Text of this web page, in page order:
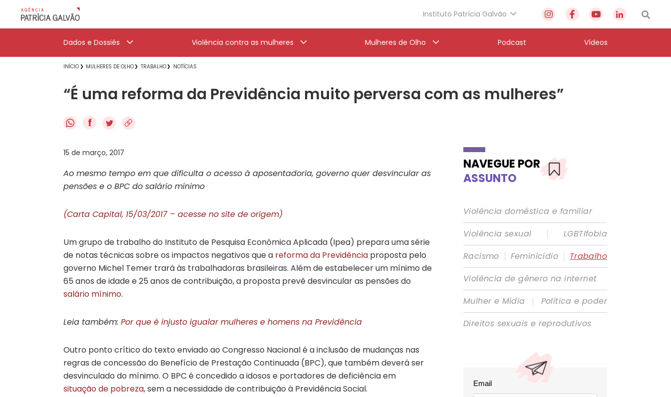
Instituto Patrícia Galvão
Dados e Dossiês Violência contra as mulheres Mulheres de Olho Podcast Vídeos
INÍCIO MULHERES DE OLHO TRABALHO NOTÍCIAS
“É uma reforma da Previdência muito perversa com as mulheres”
f
15 de março, 2017
Ao mesmo tempo em que dificulta o acesso à aposentadoria, governo quer desvincular as
pensões e o BPC do salário mínimo
(Carta Capital, 15/03/2017 – acesse no site de origem)
Um grupo de trabalho do Instituto de Pesquisa Econômica Aplicada (Ipea) prepara uma série
de notas técnicas sobre os impactos negativos que a reforma da Previdência proposta pelo
governo Michel Temer trará às trabalhadoras brasileiras. Além de estabelecer um mínimo de
65 anos de idade e 25 anos de contribuição, a proposta prevê desvincular as pensões do
salário mínimo.
Leia também: Por que é injusto igualar mulheres e homens na Previdência
Outro ponto crítico do texto enviado ao Congresso Nacional é a inclusão de mudanças nas
regras de concessão do Benefício de Prestação Continuada (BPC), que também deverá ser
desvinculado do mínimo. O BPC é concedido a idosos e portadores de deficiência em
situação de pobreza, sem a necessidade de contribuição à Previdência Social.
NAVEGUE POR
ASSUNTO
Violência doméstica e familiar
Violência sexual
|
LGBTIfobia
Racismo | Feminicídio | Trabalho
Violência de gênero na internet
Mulher e Mídia
|
Política e poder
Direitos sexuais e reprodutivos